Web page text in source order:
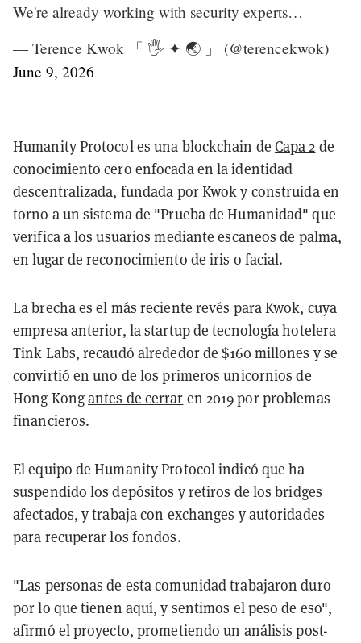
We're already working with security experts…
— Terence Kwok 「 🖐️ ✦ 🌏 」 (@terencekwok)
June 9, 2026
Humanity Protocol es una blockchain de Capa 2 de
conocimiento cero enfocada en la identidad
descentralizada, fundada por Kwok y construida en
torno a un sistema de "Prueba de Humanidad" que
verifica a los usuarios mediante escaneos de palma,
en lugar de reconocimiento de iris o facial.
La brecha es el más reciente revés para Kwok, cuya
empresa anterior, la startup de tecnología hotelera
Tink Labs, recaudó alrededor de $160 millones y se
convirtió en uno de los primeros unicornios de
Hong Kongantes de cerrar en 2019 por problemas
financieros.
El equipo de Humanity Protocol indicó que ha
suspendido los depósitos y retiros de los bridges
afectados, y trabaja con exchanges y autoridades
para recuperar los fondos.
"Las personas de esta comunidad trabajaron duro
por lo que tienen aquí, y sentimos el peso de eso",
afirmó el proyecto, prometiendo un análisis post-